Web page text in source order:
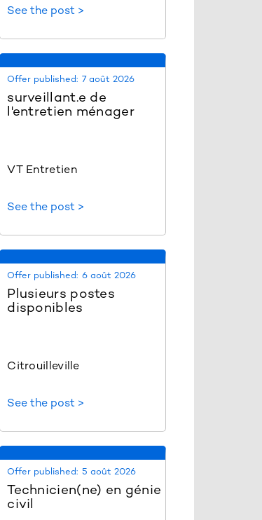
See the post >
Offer published: 7 août 2026
surveillant.e de
l'entretien ménager
VT Entretien
See the post >
Offer published: 6 août 2026
Plusieurs postes
disponibles
Citrouilleville
See the post >
Offer published: 5 août 2026
Technicien(ne) en génie
civil